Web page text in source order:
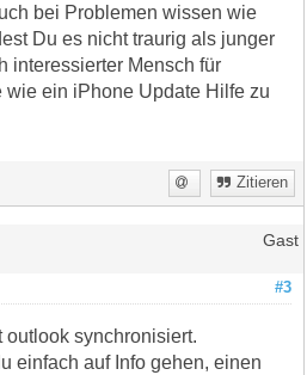
bei Problemen wissen wie
Du es nicht traurig als junger
interessierter Mensch für
ein iPhone Update Hilfe zu
Zitieren
Gast
#3
outlook synchronisiert.
einfach auf Info gehen, einen